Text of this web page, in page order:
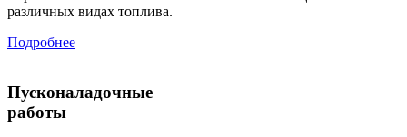
различных видах топлива.
Подробнее
Пусконаладочные
работы